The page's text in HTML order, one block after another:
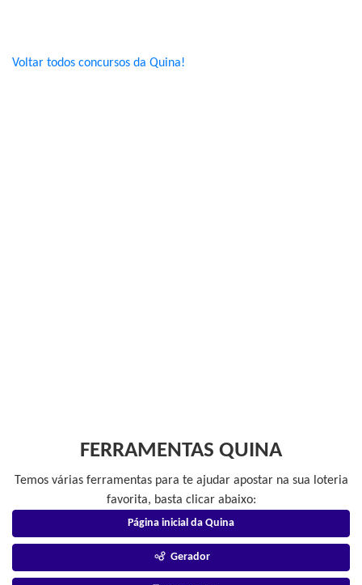
Voltar todos concursos da Quina!
FERRAMENTAS QUINA
Temos várias ferramentas para te ajudar apostar na sua loteria
favorita, basta clicar abaixo:
Página inicial da Quina
Gerador